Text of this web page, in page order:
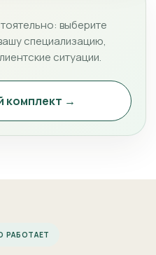
выберите
специализацию,
ситуации.
комплект →
РАБОТАЕТ